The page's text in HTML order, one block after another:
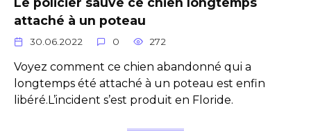
attaché à un poteau
30.06.2022 0 272
Voyez comment ce chien abandonné qui a
longtemps été attaché à un poteau est enfin
libéré.L’incident s’est produit en Floride.